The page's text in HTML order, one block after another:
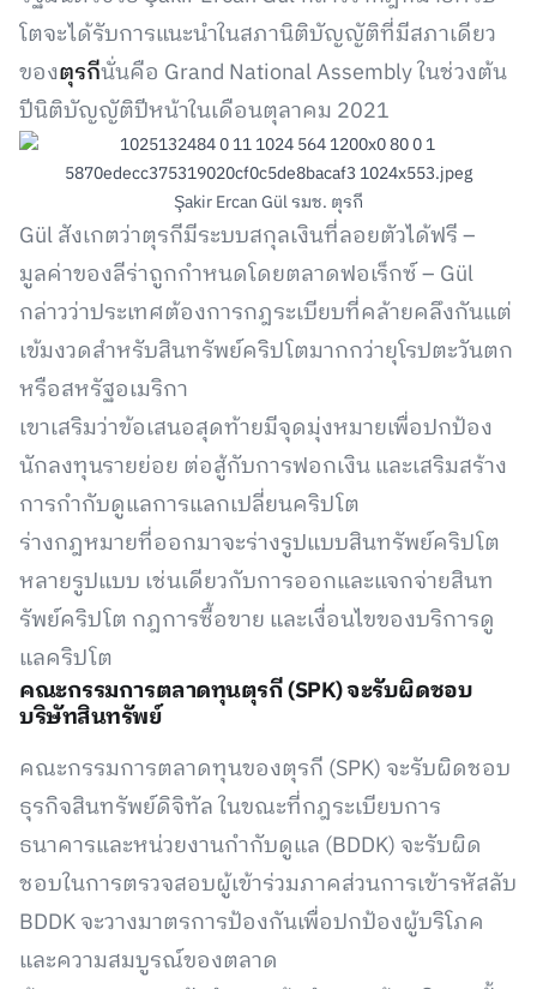
โตจะได้รับการแนะนำในสภานิติบัญญัติที่มีสภาเดียว
ของตุรกีนั่นคือ Grand National Assembly ในช่วงต้น
ปีนิติบัญญัติปีหน้าในเดือนตุลาคม 2021
Şakir Ercan Gül รมช. ตุรกี
Gül สังเกตว่าตุรกีมีระบบสกุลเงินที่ลอยตัวได้ฟรี –
มูลค่าของลีร่าถูกกำหนดโดยตลาดฟอเร็กซ์ – Gül
กล่าวว่าประเทศต้องการกฎระเบียบที่คล้ายคลึงกันแต่
เข้มงวดสำหรับสินทรัพย์คริปโตมากกว่ายุโรปตะวันตก
หรือสหรัฐอเมริกา
เขาเสริมว่าข้อเสนอสุดท้ายมีจุดมุ่งหมายเพื่อปกป้อง
นักลงทุนรายย่อย ต่อสู้กับการฟอกเงิน และเสริมสร้าง
การกำกับดูแลการแลกเปลี่ยนคริปโต
ร่างกฎหมายที่ออกมาจะร่างรูปแบบสินทรัพย์คริปโต
หลายรูปแบบ เช่นเดียวกับการออกและแจกจ่ายสินท
รัพย์คริปโต กฎการซื้อขาย และเงื่อนไขของบริการดู
แลคริปโต
คณะกรรมการตลาดทุนตุรกี (SPK) จะรับผิดชอบ
บริษัทสินทรัพย์
คณะกรรมการตลาดทุนของตุรกี (SPK) จะรับผิดชอบ
ธุรกิจสินทรัพย์ดิจิทัล ในขณะที่กฎระเบียบการ
ธนาคารและหน่วยงานกำกับดูแล (BDDK) จะรับผิด
ชอบในการตรวจสอบผู้เข้าร่วมภาคส่วนการเข้ารหัสลับ
BDDK จะวางมาตรการป้องกันเพื่อปกป้องผู้บริโภค
และความสมบูรณ์ของตลาด